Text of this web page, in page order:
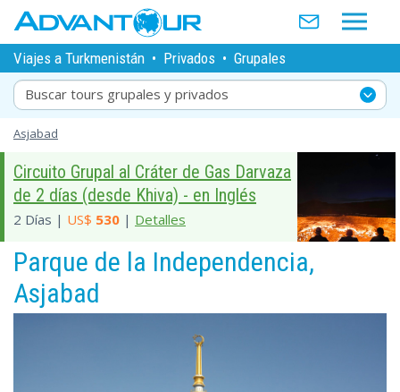
Viajes a Turkmenistán • Privados • Grupales
Buscar tours grupales y privados
Asjabad
Circuito Grupal al Cráter de Gas Darvaza
de 2 días (desde Khiva) - en Inglés
2 Días | US$ 530 | Detalles
Parque de la Independencia,
Asjabad